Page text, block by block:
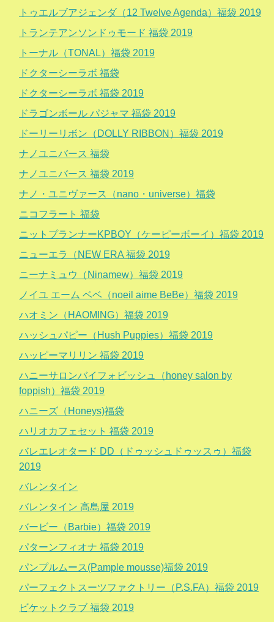
トゥエルブアジェンダ（12 Twelve Agenda）福袋 2019
トランテアンソンドゥモード 福袋 2019
トーナル（TONAL）福袋 2019
ドクターシーラボ 福袋
ドクターシーラボ 福袋 2019
ドラゴンボール パジャマ 福袋 2019
ドーリーリボン（DOLLY RIBBON）福袋 2019
ナノユニバース 福袋
ナノユニバース 福袋 2019
ナノ・ユニヴァース（nano・universe）福袋
ニコフラート 福袋
ニットプランナーKPBOY（ケーピーボーイ）福袋 2019
ニューエラ（NEW ERA 福袋 2019
ニーナミュウ（Ninamew）福袋 2019
ノイユ エーム ベベ（noeil aime BeBe）福袋 2019
ハオミン（HAOMING）福袋 2019
ハッシュパピー（Hush Puppies）福袋 2019
ハッピーマリリン 福袋 2019
ハニーサロンバイフォビッシュ（honey salon by
foppish）福袋 2019
ハニーズ（Honeys)福袋
ハリオカフェセット 福袋 2019
バレエレオタード DD（ドゥッシュドゥッスゥ）福袋
2019
バレンタイン
バレンタイン 高島屋 2019
バービー（Barbie）福袋 2019
パターンフィオナ 福袋 2019
パンプルムース(Pample mousse)福袋 2019
パーフェクトスーツファクトリー（P.S.FA）福袋 2019
ビケットクラブ 福袋 2019